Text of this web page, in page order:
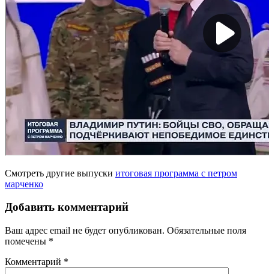
Смотреть другие выпуски итоговая программа с петром
марченко
Добавить комментарий
Ваш адрес email не будет опубликован. Обязательные поля
помечены *
Комментарий *